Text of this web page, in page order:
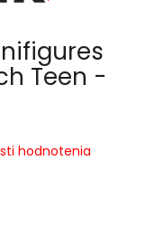
Teen -
hodnotenia